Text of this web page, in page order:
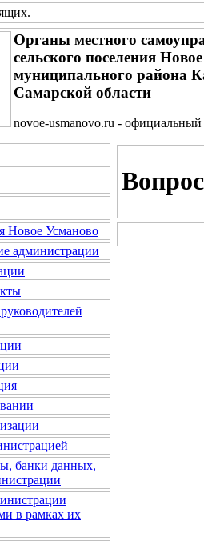
.
Органы местного
сельского поселения
муниципального района
Самарской области
novoe-usmanovo.ru - официальный
Новое Усманово
администрации
банки данных,
в рамках их